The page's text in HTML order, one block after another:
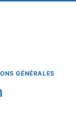
GÉNÉRALES